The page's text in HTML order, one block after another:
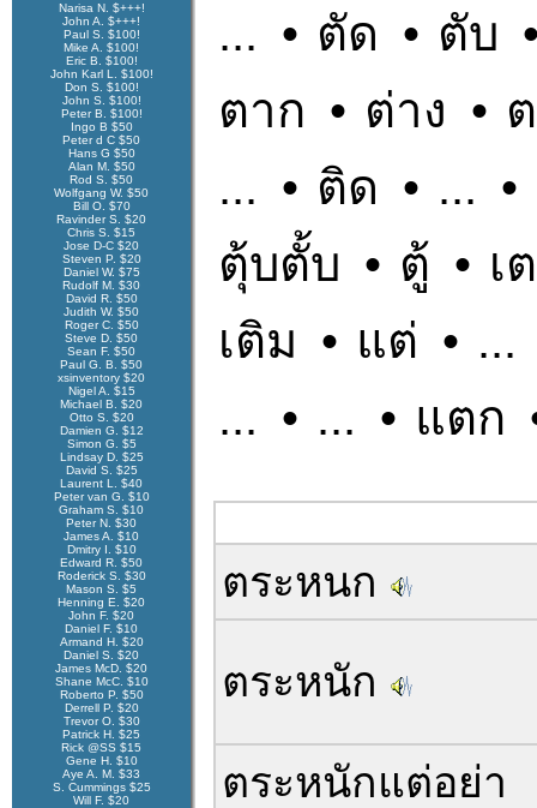
Narisa N. $+++!
John A. $+++!
Paul S. $100!
Mike A. $100!
Eric B. $100!
John Karl L. $100!
Don S. $100!
John S. $100!
Peter B. $100!
Ingo B $50
Peter d C $50
Hans G $50
Alan M. $50
Rod S. $50
Wolfgang W. $50
Bill O. $70
Ravinder S. $20
Chris S. $15
Jose D-C $20
Steven P. $20
Daniel W. $75
Rudolf M. $30
David R. $50
Judith W. $50
Roger C. $50
Steve D. $50
Sean F. $50
Paul G. B. $50
xsinventory $20
Nigel A. $15
Michael B. $20
Otto S. $20
Damien G. $12
Simon G. $5
Lindsay D. $25
David S. $25
Laurent L. $40
Peter van G. $10
Graham S. $10
Peter N. $30
James A. $10
Dmitry I. $10
Edward R. $50
Roderick S. $30
Mason S. $5
Henning E. $20
John F. $20
Daniel F. $10
Armand H. $20
Daniel S. $20
James McD. $20
Shane McC. $10
Roberto P. $50
Derrell P. $20
Trevor O. $30
Patrick H. $25
Rick @SS $15
Gene H. $10
Aye A. M. $33
S. Cummings $25
Will F. $20
... • ตัด • ตับ
ตาก • ต่าง •
... • ติด • ... •
ตุ้บตั้บ • ตู้ • เ
เติม • แต่ • ...
... • ... • แตก
ตระหนก
ตระหนัก
ตระหนักแต่อย่า